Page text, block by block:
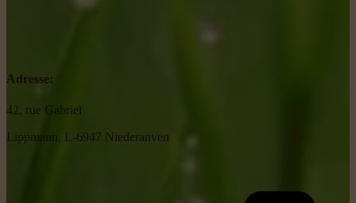
Adresse:
42, rue Gabriel
Lippmann, L-6947 Niederanven